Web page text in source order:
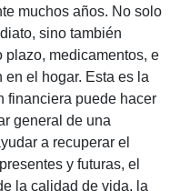
muchos años. No solo
sino también
medicamentos, e
el hogar. Esta es la
financiera puede hacer
general de una
a recuperar el
y futuras, el
la calidad de vida, la